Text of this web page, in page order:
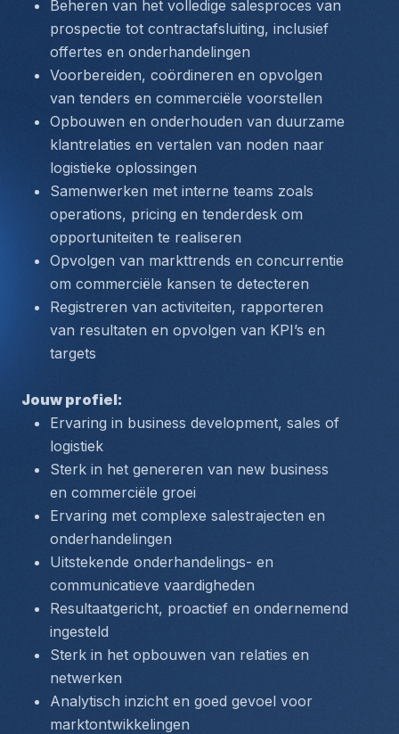
Beheren van het volledige salesproces van
prospectie tot contractafsluiting, inclusief
offertes en onderhandelingen
Voorbereiden, coördineren en opvolgen
van tenders en commerciële voorstellen
Opbouwen en onderhouden van duurzame
klantrelaties en vertalen van noden naar
logistieke oplossingen
Samenwerken met interne teams zoals
operations, pricing en tenderdesk om
opportuniteiten te realiseren
Opvolgen van markttrends en concurrentie
om commerciële kansen te detecteren
Registreren van activiteiten, rapporteren
van resultaten en opvolgen van KPI’s en
targets
Jouw profiel:
Ervaring in business development, sales of
logistiek
Sterk in het genereren van new business
en commerciële groei
Ervaring met complexe salestrajecten en
onderhandelingen
Uitstekende onderhandelings- en
communicatieve vaardigheden
Resultaatgericht, proactief en ondernemend
ingesteld
Sterk in het opbouwen van relaties en
netwerken
Analytisch inzicht en goed gevoel voor
marktontwikkelingen